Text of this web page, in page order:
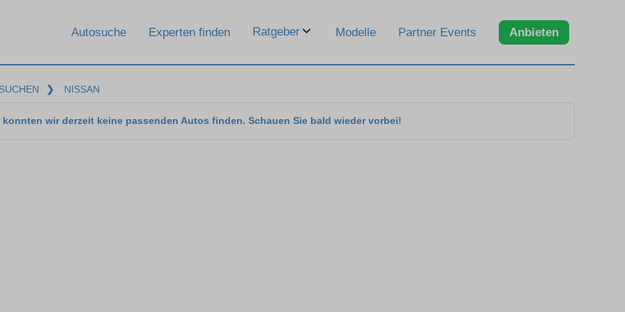
Autosuche Experten finden Ratgeber Modelle Partner Events Anbieten
❯ NISSAN
konnten wir derzeit keine passenden Autos finden. Schauen Sie bald wieder vorbei!